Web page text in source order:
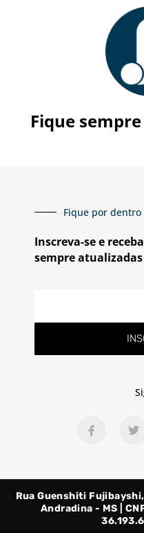
Fique
Fique por
Inscreva-se e
sempre atualizadas
a
k
-
w
Rua Guenshiti
Andradina - MS |